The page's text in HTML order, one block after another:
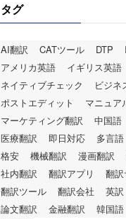
タグ
AI翻訳 CATツール DTP
アメリカ英語
イギリス英語
ネイティブチェック
ビジネ
ポストエディット
マニュア
マーケティング翻訳
中国語
医療翻訳
即日対応 多言語
格安
機械翻訳 漫画翻訳
社内翻訳
翻訳アプリ
翻
翻訳ツール
翻訳会社 英訳
論文翻訳
金融翻訳 韓国語